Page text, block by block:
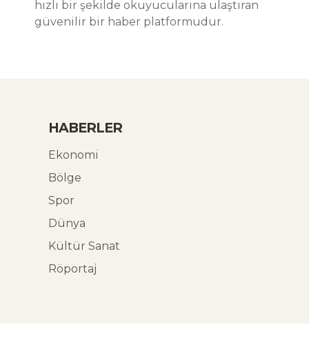
hızlı bir şekilde okuyucularına ulaştıran
güvenilir bir haber platformudur.
HABERLER
Ekonomi
Bölge
Spor
Dünya
Kültür Sanat
Röportaj